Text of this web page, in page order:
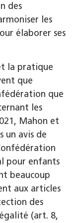
des
les
élaborer ses
la pratique
que
que
les
Mahon et
un avis de
pour enfants
beaucoup
aux articles
des
(art. 8,